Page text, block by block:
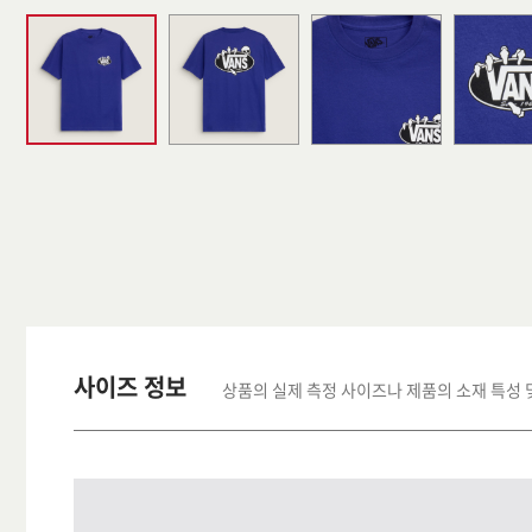
사이즈 정보 상품의 실제 측정 사이즈나 제품의 소재 특